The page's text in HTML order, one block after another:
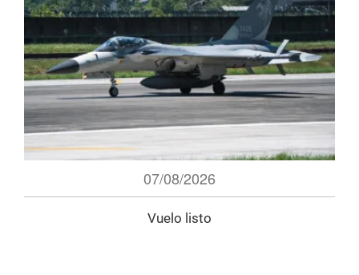
07/08/2026
Vuelo listo